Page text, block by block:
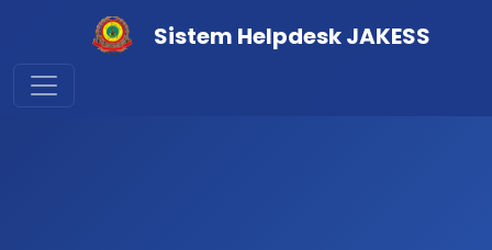
Sistem Helpdesk JAKESS